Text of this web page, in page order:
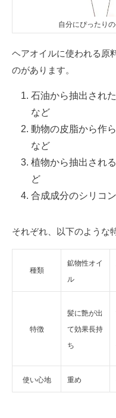
自分にぴったり
ヘアオイルに使われる原
のがあります。
石油から抽出され
など
動物の皮脂から作
など
植物から抽出され
ど
合成成分のシリコ
それぞれ、以下のような
種類
鉱物性オイ
ル
特徴
髪に艶が出
て効果長持
ち
使い心地 重め